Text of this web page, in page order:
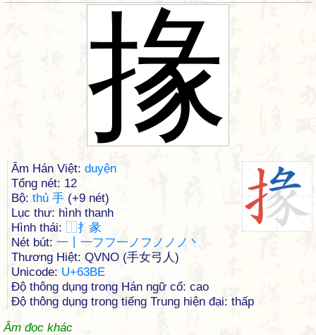
掾
Âm Hán Việt: duyện
Tổng nét: 12
Bộ: thủ 手 (+9 nét)
Lục thư: hình thanh
Hình thái: ⿰⺘ 彖
Nét bút: 一丨一フフ一ノフノノノ丶
Thương Hiệt: QVNO (手女弓人)
Unicode: U+63BE
Độ thông dụng trong Hán ngữ cổ: cao
Độ thông dụng trong tiếng Trung hiện đại: thấp
Âm đọc khác